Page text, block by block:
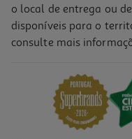
Livro O Pequeno Livro Da
PVP de editor
o local de entrega ou
disponíveis para o
consulte mais